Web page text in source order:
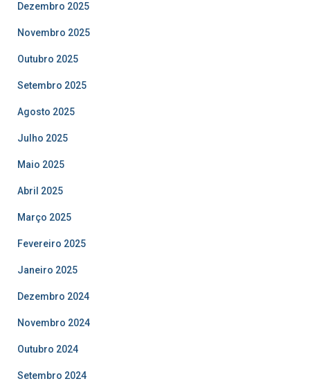
Dezembro 2025
Novembro 2025
Outubro 2025
Setembro 2025
Agosto 2025
Julho 2025
Maio 2025
Abril 2025
Março 2025
Fevereiro 2025
Janeiro 2025
Dezembro 2024
Novembro 2024
Outubro 2024
Setembro 2024